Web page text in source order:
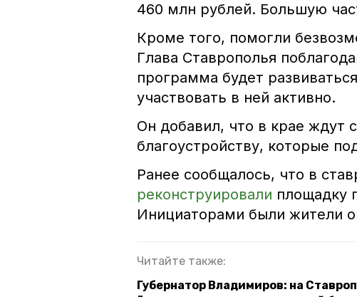
460 млн рублей. Большую
Кроме того, помогли
Глава Ставрополья
программа будет
участвовать в ней активно.
Он добавил, что в крае ждут
благоустройству, которые
Ранее сообщалось, что в
реконструировали площадку
Инициаторами были жители
Читайте также:
Губернатор Владимиров: на